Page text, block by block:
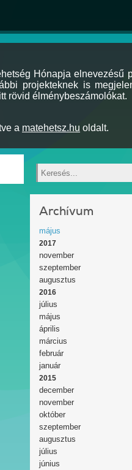
Hónapja elnevezésű
projekteknek is
rövid élménybeszámolókat.
a matehetsz.hu oldalt.
Keresés
Archívum
május
2017
november
szeptember
augusztus
2016
július
május
április
március
február
január
2015
december
november
október
szeptember
augusztus
július
június